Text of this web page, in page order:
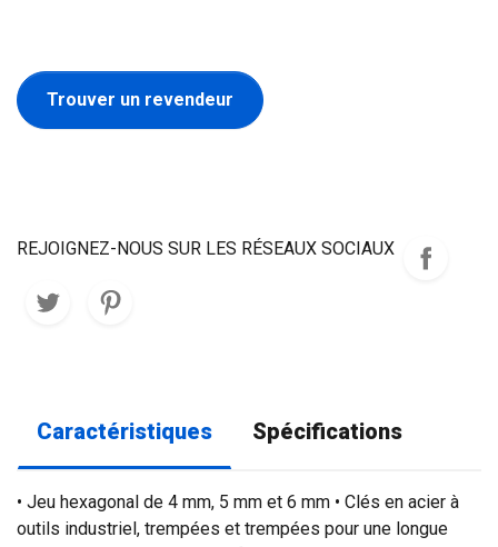
Trouver un revendeur
REJOIGNEZ-NOUS SUR LES RÉSEAUX SOCIAUX
Caractéristiques Spécifications
• Jeu hexagonal de 4 mm, 5 mm et 6 mm • Clés en acier à
outils industriel, trempées et trempées pour une longue